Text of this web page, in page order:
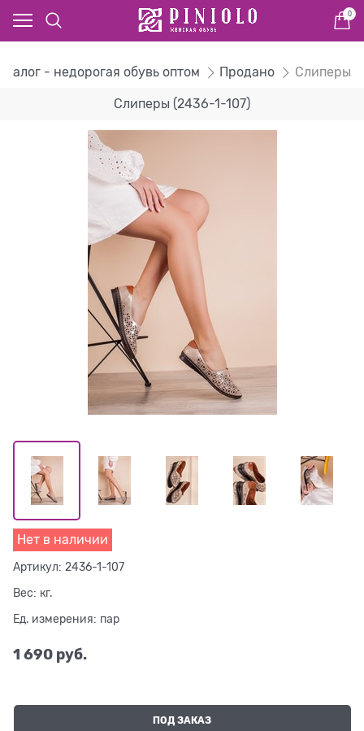
0
- недорогая обувь оптом Продано Слиперы
Слиперы (2436-1-107)
Нет в наличии
Артикул: 2436-1-107
Вес: кг.
Ед. измерения: пар
1 690 руб.
ПОД ЗАКАЗ